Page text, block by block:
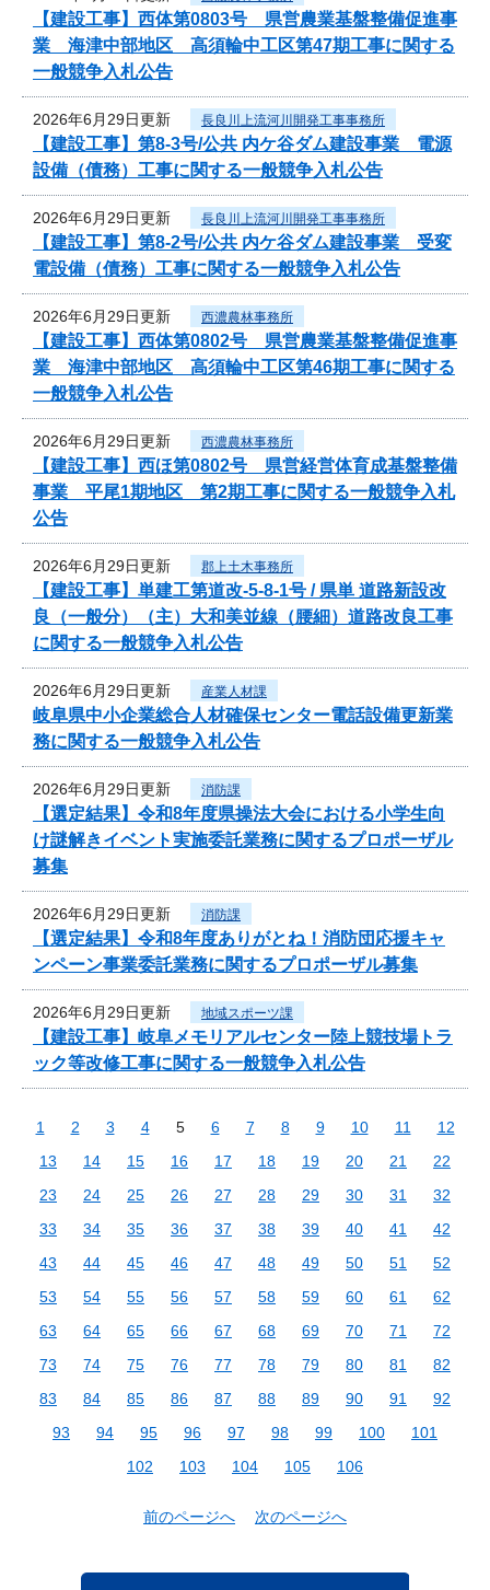
【建設工事】西体第0803号 県営農業基盤整備促進事
業 海津中部地区 高須輪中工区第47期工事に関する
一般競争入札公告
2026年6月29日更新 長良川上流河川開発工事事務所
【建設工事】第8-3号/公共 内ケ谷ダム建設事業 電源
設備（債務）工事に関する一般競争入札公告
2026年6月29日更新 長良川上流河川開発工事事務所
【建設工事】第8-2号/公共 内ケ谷ダム建設事業 受変
電設備（債務）工事に関する一般競争入札公告
2026年6月29日更新 西濃農林事務所
【建設工事】西体第0802号 県営農業基盤整備促進事
業 海津中部地区 高須輪中工区第46期工事に関する
一般競争入札公告
2026年6月29日更新 西濃農林事務所
【建設工事】西ほ第0802号 県営経営体育成基盤整備
事業 平尾1期地区 第2期工事に関する一般競争入札
公告
2026年6月29日更新 郡上土木事務所
【建設工事】単建工第道改-5-8-1号 / 県単 道路新設改
良（一般分）（主）大和美並線（腰細）道路改良工事
に関する一般競争入札公告
2026年6月29日更新 産業人材課
岐阜県中小企業総合人材確保センター電話設備更新業
務に関する一般競争入札公告
2026年6月29日更新 消防課
【選定結果】令和8年度県操法大会における小学生向
け謎解きイベント実施委託業務に関するプロポーザル
募集
2026年6月29日更新 消防課
【選定結果】令和8年度ありがとね！消防団応援キャ
ンペーン事業委託業務に関するプロポーザル募集
2026年6月29日更新 地域スポーツ課
【建設工事】岐阜メモリアルセンター陸上競技場トラ
ック等改修工事に関する一般競争入札公告
1 2 3 4 5 6 7 8 9 10 11
12
13
14 15 16 17 18 19 20 21
22
23
24 25 26 27 28 29 30 31
32
33
34 35 36 37 38 39 40 41
42
43
44 45 46 47 48 49 50 51
52
53
54 55 56 57 58 59 60 61
62
63
64 65 66 67 68 69 70 71
72
73
74 75 76 77 78 79 80 81
82
83
84 85 86 87 88 89 90 91
92
93
94 95 96 97 98 99 100
101
102
103 104 105 106
前のページへ 次のページへ